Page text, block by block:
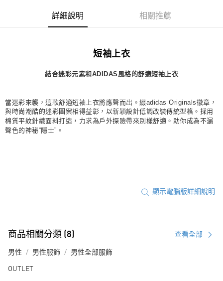
每筆NT$80，滿NT$1,500(含以上)免運費
付款後門市自取
每筆NT$80，滿NT$1,500(含以上)免運費
詳細說明 相關推薦
短袖上衣
結合迷彩元素和ADIDAS風格的舒適短袖上衣
當迷彩來襲，這款舒適短袖上衣將應聲而出。綴adidas Originals徽章，
與時尚潮酷的迷彩圖案相得益彰，以新穎設計低調改裝傳統型格。採用
棉質平紋針織面料打造，力求為戶外探險帶來別樣舒適。助你成為不漏
聲色的神秘“隱士”。
顯示電腦版詳細說明
商品相關分類 (8) 查看全部
男性 男性服飾 男性全部服飾
OUTLET